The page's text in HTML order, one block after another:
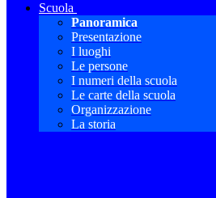
Scuola
Panoramica
Presentazione
I luoghi
Le persone
I numeri della scuola
Le carte della scuola
Organizzazione
La storia